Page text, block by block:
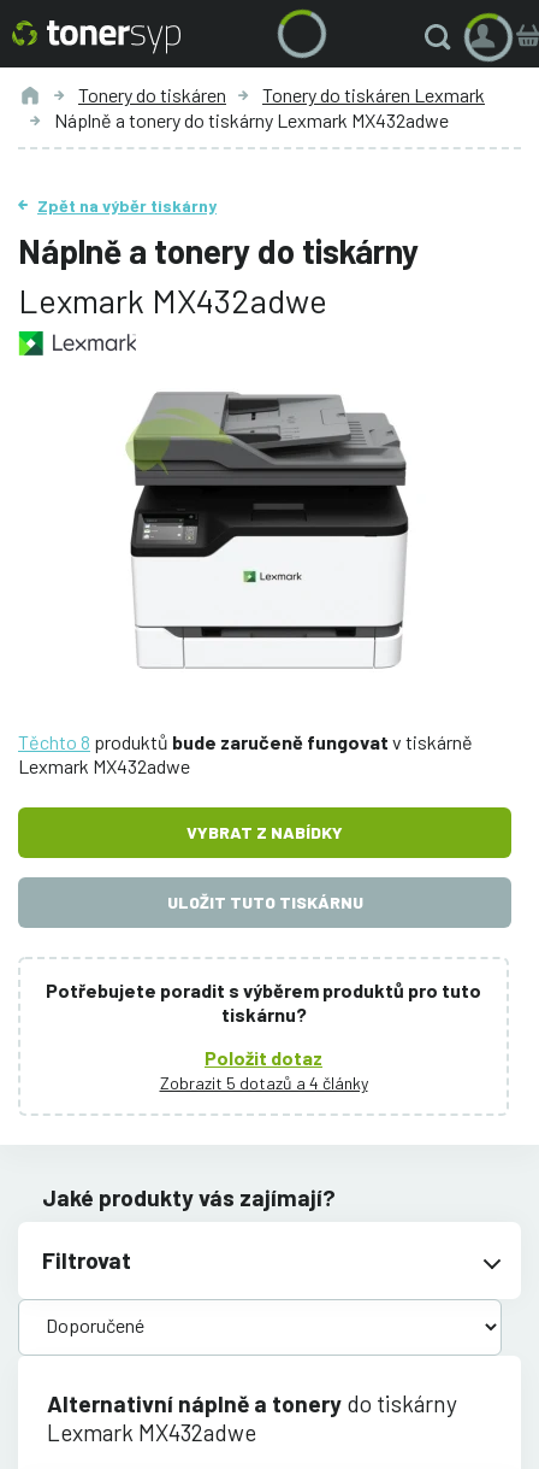
Tonery do tiskáren
Tonery do tiskáren Lexmark
Náplně a tonery do tiskárny Lexmark MX432adwe
Zpět na výběr tiskárny
Náplně a tonery do tiskárny
Lexmark MX432adwe
Těchto 8 produktů bude zaručeně fungovat v tiskárně
Lexmark MX432adwe
VYBRAT Z NABÍDKY
ULOŽIT TUTO TISKÁRNU
Potřebujete poradit s výběrem produktů pro tuto
tiskárnu?
Položit dotaz
Zobrazit 5 dotazů a 4 články
Jaké produkty vás zajímají?
Filtrovat
Alternativní náplně a tonery do tiskárny
Lexmark MX432adwe